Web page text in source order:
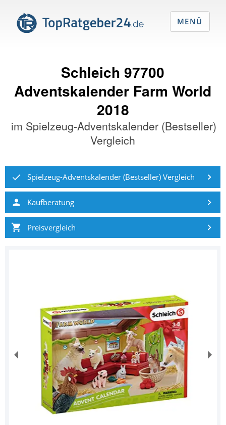
Schleich 97700
Adventskalender Farm World
2018
im Spielzeug-Adventskalender (Bestseller)
Vergleich
Spielzeug-Adventskalender (Bestseller) Vergleich
Kaufberatung
Preisvergleich
MENÜ